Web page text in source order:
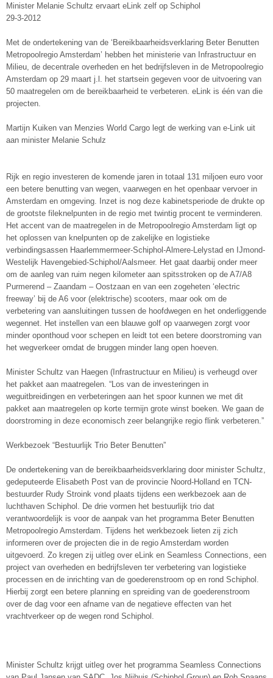
Minister Melanie Schultz ervaart eLink zelf op Schiphol
29-3-2012
Met de ondertekening van de ‘Bereikbaarheidsverklaring Beter Benutten
Metropoolregio Amsterdam’ hebben het ministerie van Infrastructuur en
Milieu, de decentrale overheden en het bedrijfsleven in de Metropoolregio
Amsterdam op 29 maart j.l. het startsein gegeven voor de uitvoering van
50 maatregelen om de bereikbaarheid te verbeteren. eLink is één van die
projecten.
Martijn Kuiken van Menzies World Cargo legt de werking van e-Link uit
aan minister Melanie Schulz
Rijk en regio investeren de komende jaren in totaal 131 miljoen euro voor
een betere benutting van wegen, vaarwegen en het openbaar vervoer in
Amsterdam en omgeving. Inzet is nog deze kabinetsperiode de drukte op
de grootste fileknelpunten in de regio met twintig procent te verminderen.
Het accent van de maatregelen in de Metropoolregio Amsterdam ligt op
het oplossen van knelpunten op de zakelijke en logistieke
verbindingsassen Haarlemmermeer-Schiphol-Almere-Lelystad en IJmond-
Westelijk Havengebied-Schiphol/Aalsmeer. Het gaat daarbij onder meer
om de aanleg van ruim negen kilometer aan spitsstroken op de A7/A8
Purmerend – Zaandam – Oostzaan en van een zogeheten ‘electric
freeway’ bij de A6 voor (elektrische) scooters, maar ook om de
verbetering van aansluitingen tussen de hoofdwegen en het onderliggende
wegennet. Het instellen van een blauwe golf op vaarwegen zorgt voor
minder oponthoud voor schepen en leidt tot een betere doorstroming van
het wegverkeer omdat de bruggen minder lang open hoeven.
Minister Schultz van Haegen (Infrastructuur en Milieu) is verheugd over
het pakket aan maatregelen. “Los van de investeringen in
weguitbreidingen en verbeteringen aan het spoor kunnen we met dit
pakket aan maatregelen op korte termijn grote winst boeken. We gaan de
doorstroming in deze economisch zeer belangrijke regio flink verbeteren.”
Werkbezoek “Bestuurlijk Trio Beter Benutten”
De ondertekening van de bereikbaarheidsverklaring door minister Schultz,
gedeputeerde Elisabeth Post van de provincie Noord-Holland en TCN-
bestuurder Rudy Stroink vond plaats tijdens een werkbezoek aan de
luchthaven Schiphol. De drie vormen het bestuurlijk trio dat
verantwoordelijk is voor de aanpak van het programma Beter Benutten
Metropoolregio Amsterdam. Tijdens het werkbezoek lieten zij zich
informeren over de projecten die in de regio Amsterdam worden
uitgevoerd. Zo kregen zij uitleg over eLink en Seamless Connections, een
project van overheden en bedrijfsleven ter verbetering van logistieke
processen en de inrichting van de goederenstroom op en rond Schiphol.
Hierbij zorgt een betere planning en spreiding van de goederenstroom
over de dag voor een afname van de negatieve effecten van het
vrachtverkeer op de wegen rond Schiphol.
Minister Schultz krijgt uitleg over het programma Seamless Connections